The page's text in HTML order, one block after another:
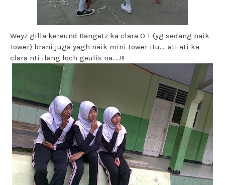
Weyz gilla kereund Bangetz ka clara O T (yg sedang naik
Tower) brani juga yagh naik mini tower itu.... ati ati ka
clara nti ilang loch geulis na.....!!!